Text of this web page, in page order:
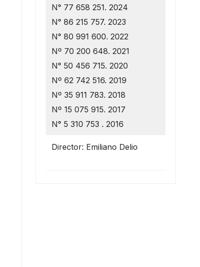
N° 77 658 251. 2024
N° 86 215 757. 2023
N° 80 991 600. 2022
Nº 70 200 648. 2021
N° 50 456 715. 2020
Nº 62 742 516. 2019
Nº 35 911 783. 2018
Nº 15 075 915. 2017
N° 5 310 753 . 2016
Director: Emiliano Delio